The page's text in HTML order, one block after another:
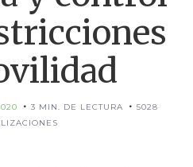
3 MIN. DE LECTURA
5028